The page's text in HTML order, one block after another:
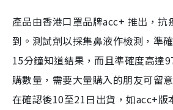
產品由香港口罩品牌acc+ 推出，抗
到。測試劑以採集鼻液作檢測，準
15分鐘知道結果，而且準確度高達
購數量，需要大量購入的朋友可留
在確認後10至21日出貨，如acc+版